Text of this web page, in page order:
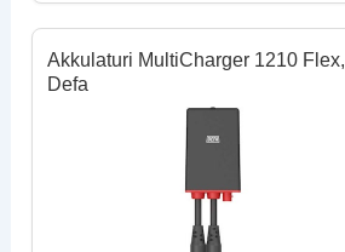
Akkulaturi MultiCharger 1210 Flex,
Defa